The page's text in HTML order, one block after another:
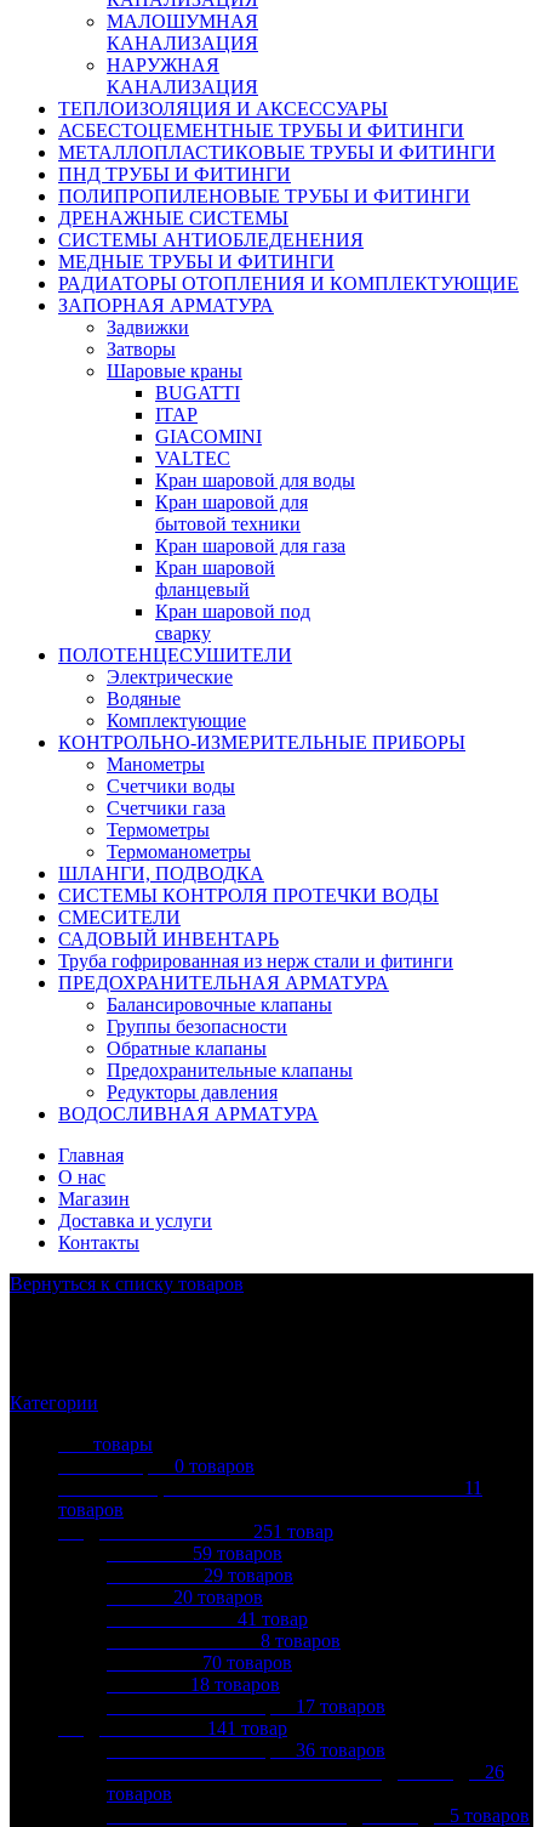
МАЛОШУМНАЯ
КАНАЛИЗАЦИЯ
НАРУЖНАЯ
КАНАЛИЗАЦИЯ
ТЕПЛОИЗОЛЯЦИЯ И АКСЕССУАРЫ
АСБЕСТОЦЕМЕНТНЫЕ ТРУБЫ И ФИТИНГИ
МЕТАЛЛОПЛАСТИКОВЫЕ ТРУБЫ И ФИТИНГИ
ПНД ТРУБЫ И ФИТИНГИ
ПОЛИПРОПИЛЕНОВЫЕ ТРУБЫ И ФИТИНГИ
ДРЕНАЖНЫЕ СИСТЕМЫ
СИСТЕМЫ АНТИОБЛЕДЕНЕНИЯ
МЕДНЫЕ ТРУБЫ И ФИТИНГИ
РАДИАТОРЫ ОТОПЛЕНИЯ И КОМПЛЕКТУЮЩИЕ
ЗАПОРНАЯ АРМАТУРА
Задвижки
Затворы
Шаровые краны
BUGATTI
ITAP
GIACOMINI
VALTEC
Кран шаровой для воды
Кран шаровой для
бытовой техники
Кран шаровой для газа
Кран шаровой
фланцевый
Кран шаровой под
сварку
ПОЛОТЕНЦЕСУШИТЕЛИ
Электрические
Водяные
Комплектующие
КОНТРОЛЬНО-ИЗМЕРИТЕЛЬНЫЕ ПРИБОРЫ
Манометры
Счетчики воды
Счетчики газа
Термометры
Термоманометры
ШЛАНГИ, ПОДВОДКА
СИСТЕМЫ КОНТРОЛЯ ПРОТЕЧКИ ВОДЫ
СМЕСИТЕЛИ
САДОВЫЙ ИНВЕНТАРЬ
Труба гофрированная из нерж стали и фитинги
ПРЕДОХРАНИТЕЛЬНАЯ АРМАТУРА
Балансировочные клапаны
Группы безопасности
Обратные клапаны
Предохранительные клапаны
Редукторы давления
ВОДОСЛИВНАЯ АРМАТУРА
Главная
О нас
Магазин
Доставка и услуги
Контакты
Вернуться к списку товаров
Категории
товары
0 товаров
11
товаров
251 товар
59 товаров
29 товаров
20 товаров
41 товар
8 товаров
70 товаров
18 товаров
17 товаров
141 товар
36 товаров
26
товаров
5 товаров